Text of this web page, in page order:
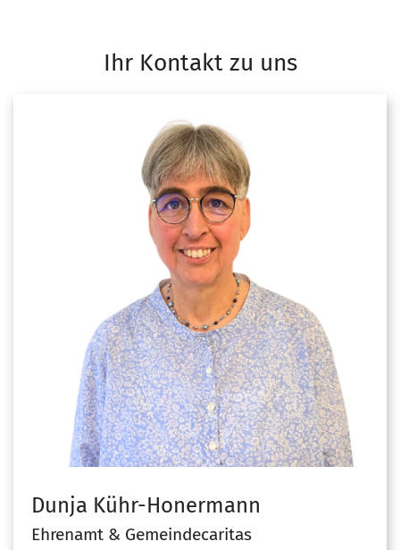
Ihr Kontakt zu uns
Dunja Kühr-Honermann
Ehrenamt & Gemeindecaritas